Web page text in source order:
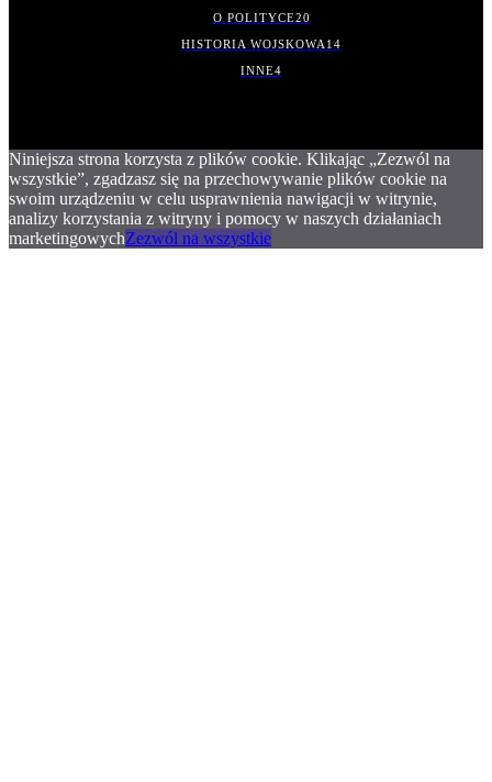
O POLITYCE20
HISTORIA WOJSKOWA 14
INNE4
Niniejsza strona korzysta z plików cookie. Klikając „Zezwól na
wszystkie”, zgadzasz się na przechowywanie plików cookie na
swoim urządzeniu w celu usprawnienia nawigacji w witrynie,
analizy korzystania z witryny i pomocy w naszych działaniach
marketingowychZezwól na wszystkie